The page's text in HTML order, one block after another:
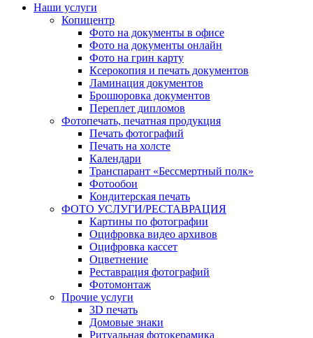
Наши услуги
Копицентр
Фото на документы в офисе
Фото на документы онлайн
Фото на грин карту
Ксерокопия и печать документов
Ламинация документов
Брошюровка документов
Переплет дипломов
Фотопечать, печатная продукция
Печать фотографий
Печать на холсте
Календари
Транспарант «Бессмертный полк»
Фотообои
Кондитерская печать
ФОТО УСЛУГИ/РЕСТАВРАЦИЯ
Картины по фотографии
Оцифровка видео архивов
Оцифровка кассет
Оцветнение
Реставрация фотографий
Фотомонтаж
Прочие услуги
3D печать
Домовые знаки
Ритуальная фотокерамика